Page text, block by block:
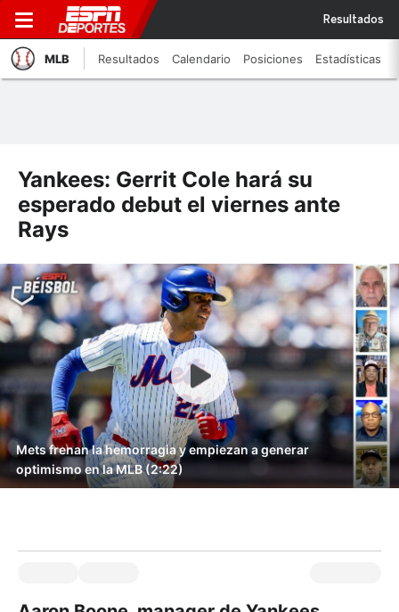
Resultados
MLB Resultados Calendario Posiciones Estadísticas
Yankees: Gerrit Cole hará su
esperado debut el viernes ante
Rays
Mets frenan la hemorragia y empiezan a generar
optimismo en la MLB (2:22)